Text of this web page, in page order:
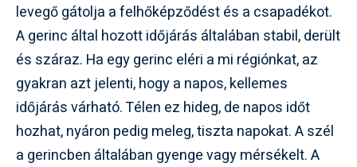
levegő gátolja a felhőképződést és a csapadékot.
A gerinc által hozott időjárás általában stabil, derült
és száraz. Ha egy gerinc eléri a mi régiónkat, az
gyakran azt jelenti, hogy a napos, kellemes
időjárás várható. Télen ez hideg, de napos időt
hozhat, nyáron pedig meleg, tiszta napokat. A szél
a gerincben általában gyenge vagy mérsékelt. A